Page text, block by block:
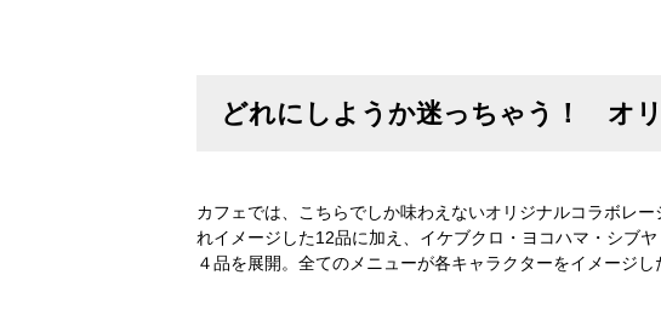
どれにしようか迷っちゃう！ オ
カフェでは、こちらでしか味わえないオリジナルコラボレ
れイメージした12品に加え、イケブクロ・ヨコハマ・シブ
４品を展開。全てのメニューが各キャラクターをイメージ